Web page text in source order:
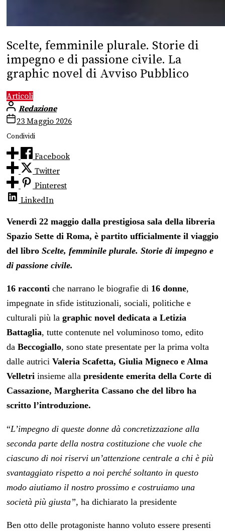
Scelte, femminile plurale. Storie di
impegno e di passione civile. La
graphic novel di Avviso Pubblico
Articoli
Redazione
23 Maggio 2026
Condividi
Facebook
Twitter
Pinterest
LinkedIn
Venerdì 22 maggio dalla prestigiosa sala della libreria
Spazio Sette di Roma, è partito ufficialmente il viaggio
del libro Scelte, femminile plurale. Storie di impegno e
di passione civile.
16 racconti che narrano le biografie di 16 donne,
impegnate in sfide istituzionali, sociali, politiche e
culturali più la graphic novel dedicata a Letizia
Battaglia, tutte contenute nel voluminoso tomo, edito
da Beccogiallo, sono state presentate per la prima volta
dalle autrici Valeria Scafetta, Giulia Migneco e Alma
Velletri insieme alla presidente emerita della Corte di
Cassazione, Margherita Cassano che del libro ha
scritto l’introduzione.
“L’impegno di queste donne dà concretizzazione alla
seconda parte della nostra costituzione che vuole che
ciascuno di noi riservi un’attenzione centrale a chi è più
svantaggiato rispetto a noi perché soltanto in questo
modo aiutiamo il nostro prossimo e costruiamo una
società più giusta”, ha dichiarato la presidente
Ben otto delle protagoniste hanno voluto essere presenti